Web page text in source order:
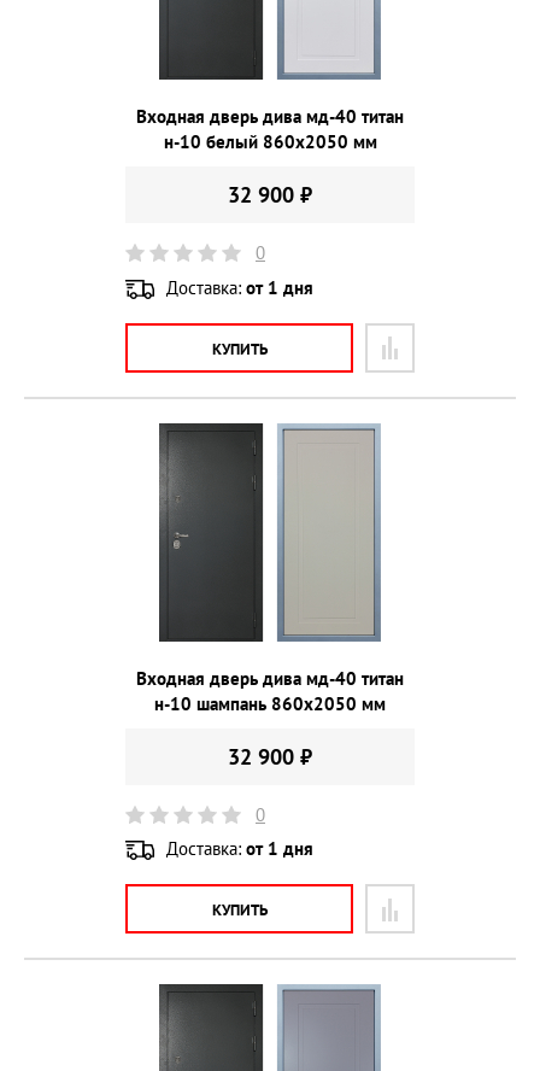
Входная дверь дива мд-40 титан
н-10 белый 860х2050 мм
32 900 ₽
0
Доставка: от 1 дня
КУПИТЬ
Входная дверь дива мд-40 титан
н-10 шампань 860х2050 мм
32 900 ₽
0
Доставка: от 1 дня
КУПИТЬ